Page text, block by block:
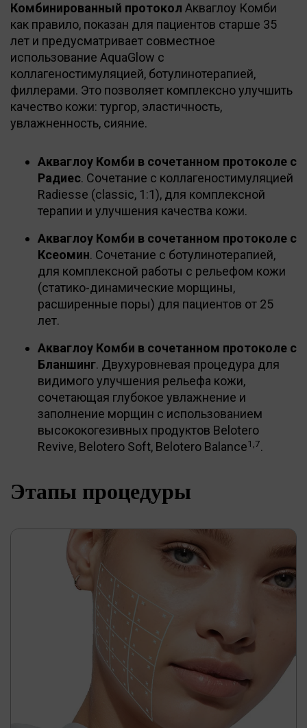
Комбинированный протокол Акваглоу Комби
как правило, показан для пациентов старше 35
лет и предусматривает совместное
использование AquaGlow с
коллагеностимуляцией, ботулинотерапией,
филлерами. Это позволяет комплексно улучшить
качество кожи: тургор, эластичность,
увлажненность, сияние.
Акваглоу Комби в сочетанном протоколе с
Радиес. Сочетание с коллагеностимуляцией
Radiesse (classic, 1:1), для комплексной
терапии и улучшения качества кожи.
Акваглоу Комби в сочетанном протоколе с
Ксеомин. Cочетание с ботулинотерапией,
для комплексной работы с рельефом кожи
(статико-динамические морщины,
расширенные поры) для пациентов от 25
лет.
Акваглоу Комби в сочетанном протоколе с
Бланшинг. Двухуровневая процедура для
видимого улучшения рельефа кожи,
сочетающая глубокое увлажнение и
заполнение морщин с использованием
высококогезивных продуктов Belotero
Revive, Belotero Soft, Belotero Balance1,7.
Этапы процедуры